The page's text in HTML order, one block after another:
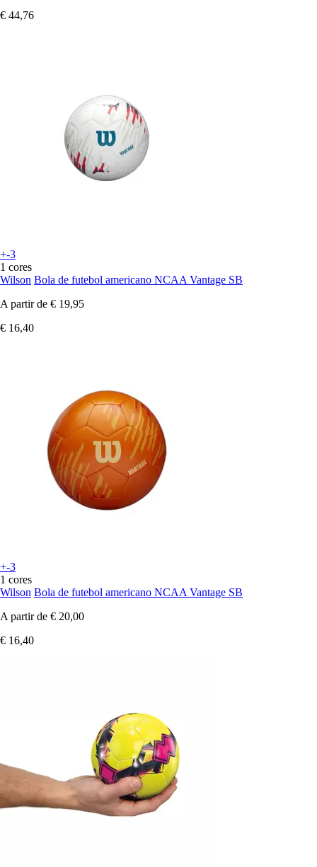
€ 44,76
+-3
1 cores
Wilson Bola de futebol americano NCAA Vantage SB
A partir de € 19,95
€ 16,40
+-3
1 cores
Wilson Bola de futebol americano NCAA Vantage SB
A partir de € 20,00
€ 16,40